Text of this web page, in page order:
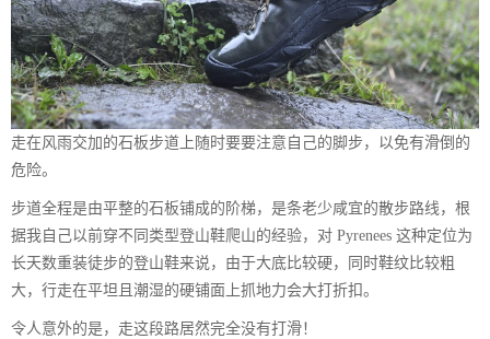
走在风雨交加的石板步道上随时要要注意自己的脚步，以免有滑倒的
危险。
步道全程是由平整的石板铺成的阶梯，是条老少咸宜的散步路线，根
据我自己以前穿不同类型登山鞋爬山的经验，对 Pyrenees 这种定位为
长天数重装徒步的登山鞋来说，由于大底比较硬，同时鞋纹比较粗
大，行走在平坦且潮湿的硬铺面上抓地力会大打折扣。
令人意外的是，走这段路居然完全没有打滑！